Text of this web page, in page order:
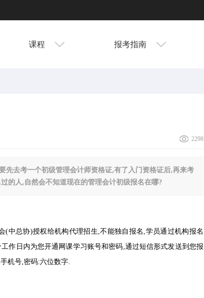
课程 报考指南
2298
先去考一个初级管理会计师资格证,有了入门资格证后,再来考
的人,自然会不知道现在的管理会计初级报名在哪?
(中总协)授权给机构代理招生,不能独自报名,学员通过机构报名
作日内为您开通网课学习账号和密码,通过短信形式发送到您报
机号,密码:六位数字.